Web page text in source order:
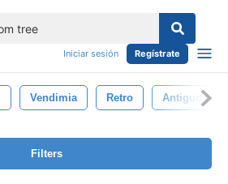
Iniciar sesión Regístrate
Vendimia Retro Antiguo
Filters